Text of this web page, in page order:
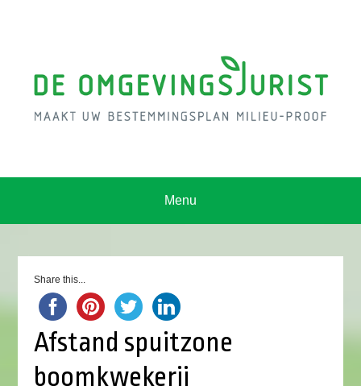
Menu
Share this...
Afstand spuitzone
boomkwekerij